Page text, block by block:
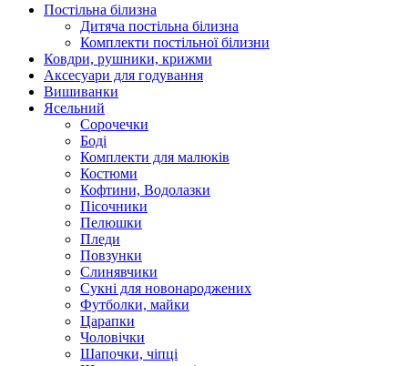
Постільна білизна
Дитяча постільна білизна
Комплекти постільної білизни
Ковдри, рушники, крижми
Аксесуари для годування
Вишиванки
Ясельний
Cорочечки
Боді
Комплекти для малюків
Костюми
Кофтини, Водолазки
Пісочники
Пелюшки
Пледи
Повзунки
Слинявчики
Сукні для новонароджених
Футболки, майки
Царапки
Чоловічки
Шапочки, чіпці